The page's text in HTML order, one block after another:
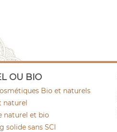
OU BIO
Bio et naturels
naturel
naturel et bio
solide sans SCI